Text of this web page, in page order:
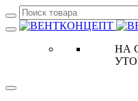
НА